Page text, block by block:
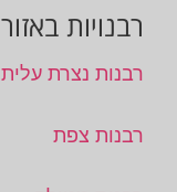
רבנויות באזור
רבנות נצרת עלית
רבנות צפת